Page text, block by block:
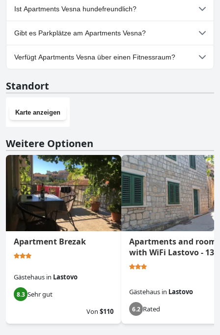
Nein, ein Spa ist im Apartments Vesna nicht vorhanden.
Ist Apartments Vesna hundefreundlich?
Ja, Apartments Vesna heißt Hunde willkommen.
Gibt es Parkplätze am Apartments Vesna?
Ja, Parkmöglichkeiten sind im Apartments Vesna vorhanden.
Verfügt Apartments Vesna über einen Fitnessraum?
Standort
Karte anzeigen
Weitere Optionen
Apartment Brezak
Gästehaus in Lastovo
8.3 Sehr gut
Von $110
Apartments and rooms
with WiFi Lastovo -
Gästehaus in Lastovo
6.2 Rated